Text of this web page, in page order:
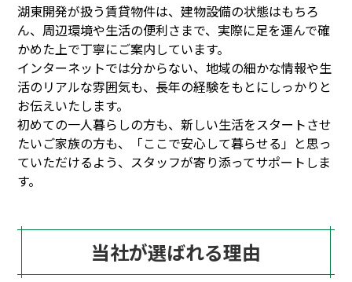
湖東開発が扱う賃貸物件は、建物設備の状態はもちろ
ん、周辺環境や生活の便利さまで、実際に足を運んで確
かめた上で丁寧にご案内しています。
インターネットでは分からない、地域の細かな情報や生
活のリアルな雰囲気も、長年の経験をもとにしっかりと
お伝えいたします。
初めての一人暮らしの方も、新しい生活をスタートさせ
たいご家族の方も、「ここで安心して暮らせる」と思っ
ていただけるよう、スタッフが寄り添ってサポートしま
す。
当社が選ばれる理由